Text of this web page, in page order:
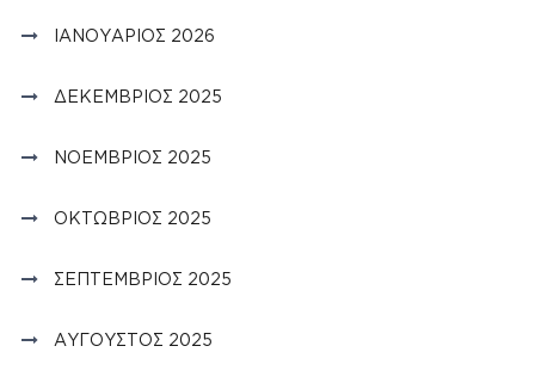
ΙΑΝΟΥΆΡΙΟΣ 2026
ΔΕΚΈΜΒΡΙΟΣ 2025
ΝΟΈΜΒΡΙΟΣ 2025
ΟΚΤΏΒΡΙΟΣ 2025
ΣΕΠΤΈΜΒΡΙΟΣ 2025
ΑΎΓΟΥΣΤΟΣ 2025